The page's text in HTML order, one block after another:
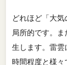
どれほど「大
局所的です。ま
生します。雷雲
時間程度と様々